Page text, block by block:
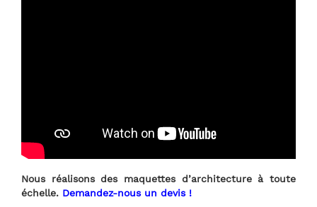
Nous réalisons des maquettes d’architecture à toute
échelle. Demandez-nous un devis !